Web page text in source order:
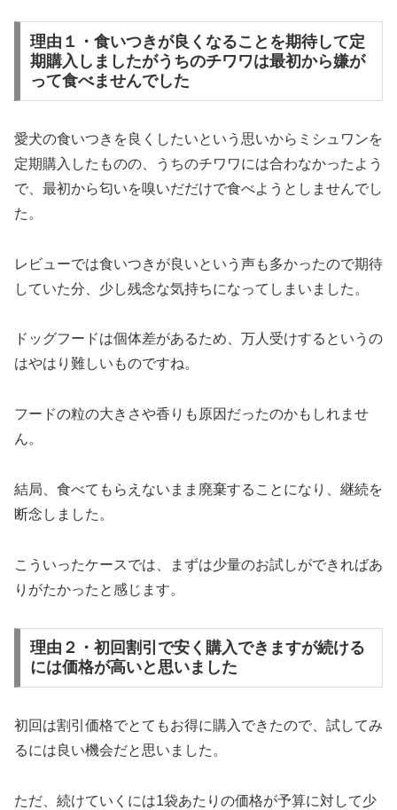
理由１・食いつきが良くなることを期待して定
期購入しましたがうちのチワワは最初から嫌が
って食べませんでした
愛犬の食いつきを良くしたいという思いからミシュワンを
定期購入したものの、うちのチワワには合わなかったよう
で、最初から匂いを嗅いだだけで食べようとしませんでし
た。
レビューでは食いつきが良いという声も多かったので期待
していた分、少し残念な気持ちになってしまいました。
ドッグフードは個体差があるため、万人受けするというの
はやはり難しいものですね。
フードの粒の大きさや香りも原因だったのかもしれませ
ん。
結局、食べてもらえないまま廃棄することになり、継続を
断念しました。
こういったケースでは、まずは少量のお試しができればあ
りがたかったと感じます。
理由２・初回割引で安く購入できますが続ける
には価格が高いと思いました
初回は割引価格でとてもお得に購入できたので、試してみ
るには良い機会だと思いました。
ただ、続けていくには1袋あたりの価格が予算に対して少